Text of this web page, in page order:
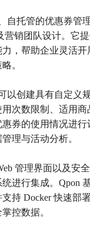
自托管的优惠券管
营销团队设计。它
，帮助企业灵活开
。
以创建具有自定义
次数限制、适用商
券的使用情况进
理与活动分析。
管理界面以及安
进行集成。Qpon
持 Docker 快速部
控数据。